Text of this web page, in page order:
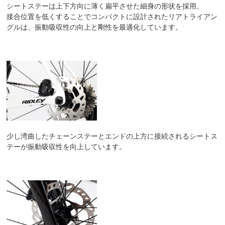
シートステーは上下方向に薄く扁平させた細身の形状を採用。
接合位置を低くすることでコンパクトに設計されたリアトライアン
グルは、振動吸収性の向上と剛性を最適化しています。
少し湾曲したチェーンステーとエンドの上方に接続されるシートス
テーが振動吸収性を向上しています。